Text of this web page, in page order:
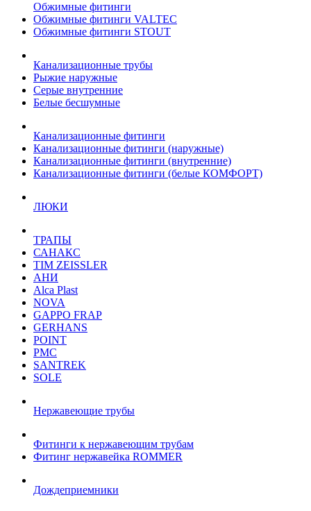
Обжимные фитинги
Обжимные фитинги VALTEC
Обжимные фитинги STOUT
Канализационные трубы
Рыжие наружные
Серые внутренние
Белые бесшумные
Канализационные фитинги
Канализационные фитинги (наружные)
Канализационные фитинги (внутренние)
Канализационные фитинги (белые КОМФОРТ)
ЛЮКИ
ТРАПЫ
САНАКС
TIM ZEISSLER
АНИ
Alca Plast
NOVA
GAPPO FRAP
GERHANS
POINT
РМС
SANTREK
SOLE
Нержавеющие трубы
Фитинги к нержавеющим трубам
Фитинг нержавейка ROMMER
Дождеприемники